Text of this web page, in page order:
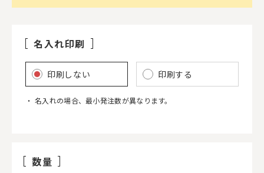
名入れ印刷
印刷しない 印刷する
名入れの場合、最小発注数が異なります。
数量